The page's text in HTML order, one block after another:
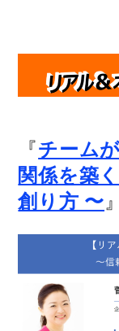
『チーム
関係を築
創り方 〜